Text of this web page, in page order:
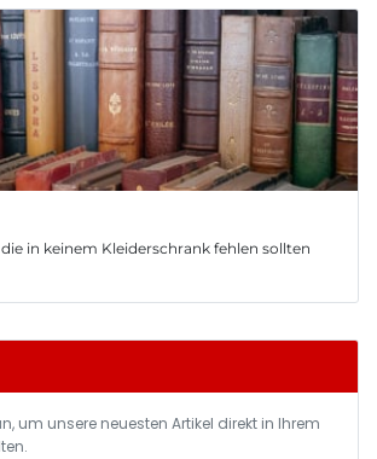
in keinem Kleiderschrank fehlen sollten
um unsere neuesten Artikel direkt in Ihrem